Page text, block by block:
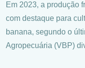
Em 2023, a produção
com destaque para
banana, segundo o
Agropecuária (VBP)